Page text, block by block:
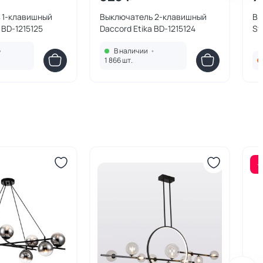
клавишный
1215125
Выключатель 2-клавишный
Daccord Etika BD-1215124
В наличии •
1 866 шт.
-